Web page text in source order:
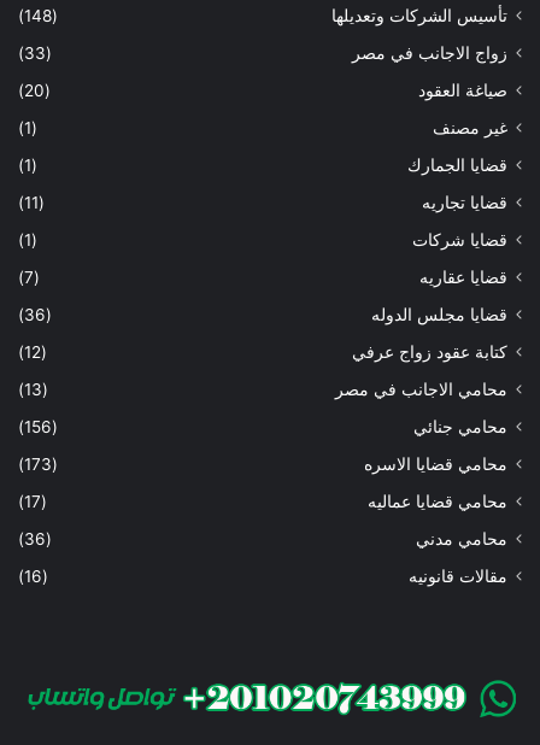
تأسيس الشركات وتعديلها
(148)
زواج الاجانب في مصر
(33)
صياغة العقود
(20)
غير مصنف
(1)
قضايا الجمارك
(1)
قضايا تجاريه
(11)
قضايا شركات
(1)
قضايا عقاريه
(7)
قضايا مجلس الدوله
(36)
كتابة عقود زواج عرفي
(12)
محامي الاجانب في مصر
(13)
محامي جنائي
(156)
محامي قضايا الاسره
(173)
محامي قضايا عماليه
(17)
محامي مدني
(36)
مقالات قانونيه
(16)